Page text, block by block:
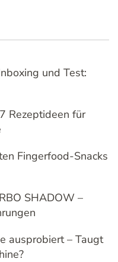
und Test:
Rezeptideen für
Fingerfood-Snacks
SHADOW –
ausprobiert – Taugt